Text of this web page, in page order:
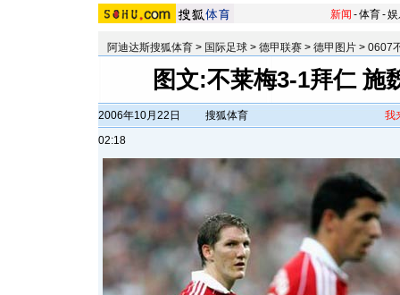
新闻 -体育-
阿迪达斯搜狐体育 > 国际足球 > 德甲联赛 > 德甲图片 > 0607
图文:不莱梅3-1拜仁 施
2006年10月22日
02:18
搜狐体育 我